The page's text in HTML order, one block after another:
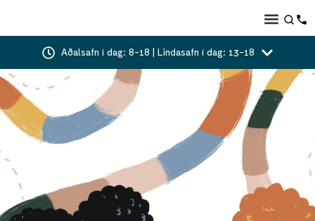
Aðalsafn í dag: 8-18 | Lindasafn í dag: 13-18